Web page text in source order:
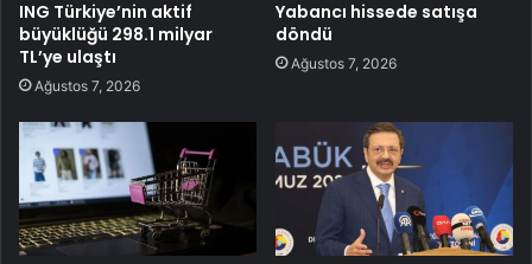
ING Türkiye’nin aktif
büyüklüğü 298.1 milyar
TL’ye ulaştı
Ağustos 7, 2026
Yabancı hissede satışa
döndü
Ağustos 7, 2026